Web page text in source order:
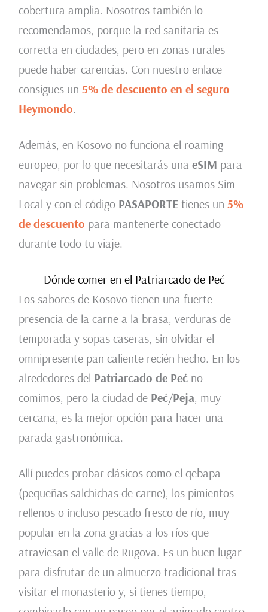
cobertura amplia. Nosotros también lo
recomendamos, porque la red sanitaria es
correcta en ciudades, pero en zonas rurales
puede haber carencias. Con nuestro enlace
consigues un 5% de descuento en el seguro
Heymondo.
Además, en Kosovo no funciona el roaming
europeo, por lo que necesitarás una eSIM para
navegar sin problemas. Nosotros usamos Sim
Local y con el código PASAPORTEtienes un 5%
de descuento para mantenerte conectado
durante todo tu viaje.
Dónde comer en el Patriarcado de Peć
Los sabores de Kosovo tienen una fuerte
presencia de la carne a la brasa, verduras de
temporada y sopas caseras, sin olvidar el
omnipresente pan caliente recién hecho. En los
alrededores del Patriarcado de Pećno
comimos, pero la ciudad de Peć/Peja, muy
cercana, es la mejor opción para hacer una
parada gastronómica.
Allí puedes probar clásicos como el qebapa
(pequeñas salchichas de carne), los pimientos
rellenos o incluso pescado fresco de río, muy
popular en la zona gracias a los ríos que
atraviesan el valle de Rugova. Es un buen lugar
para disfrutar de un almuerzo tradicional tras
visitar el monasterio y, si tienes tiempo,